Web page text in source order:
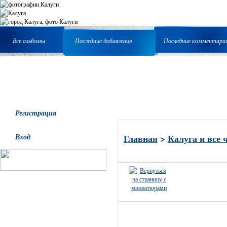
Все альбомы Последние добавления Последние
Регистрация
Вход Главная > Калуга и все